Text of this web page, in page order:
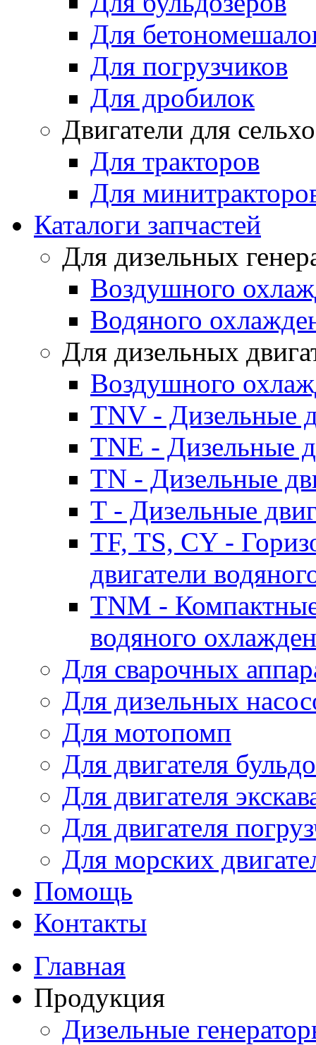
Для
Для погрузчиков
Для дробилок
Двигатели для
Для тракторов
Для
Каталоги запчастей
Для дизельных
Воздушного
Водяного
Для дизельных
Воздушного
TNV - Дизельные
TNE - Дизельные
TN - Дизельные
T - Дизельные
TF, TS, CY -
двигатели
TNM -
водяного
Для сварочных
Для дизельных
Для мотопомп
Для двигателя
Для двигателя
Для двигателя
Для морских
Помощь
Контакты
Главная
Продукция
Дизельные